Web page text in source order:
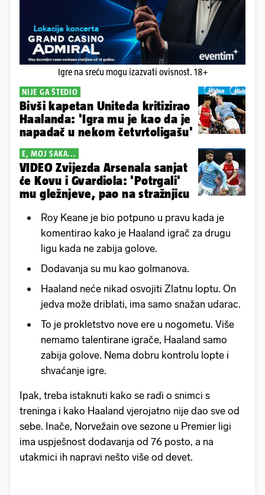
Igre na sreću mogu izazvati ovisnost. 18+
NIJE GA ŠTEDIO
Bivši kapetan Uniteda kritizirao
Haalanda: 'Igra mu je kao da je
napadač u nekom četvrtoligašu'
E, MOJ SAKA...
VIDEO Zvijezda Arsenala sanjat
će Kovu i Gvardiola: 'Potrgali'
mu gležnjeve, pao na stražnjicu
Roy Keane je bio potpuno u pravu kada je
komentirao kako je Haaland igrač za drugu
ligu kada ne zabija golove.
Dodavanja su mu kao golmanova.
Haaland neće nikad osvojiti Zlatnu loptu. On
jedva može driblati, ima samo snažan udarac.
To je prokletstvo nove ere u nogometu. Više
nemamo talentirane igrače, Haaland samo
zabija golove. Nema dobru kontrolu lopte i
shvaćanje igre.
Ipak, treba istaknuti kako se radi o snimci s
treninga i kako Haaland vjerojatno nije dao sve od
sebe. Inače, Norvežain ove sezone u Premier ligi
ima uspješnost dodavanja od 76 posto, a na
utakmici ih napravi nešto više od devet.